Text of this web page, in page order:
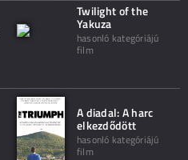
Twilight of the
Yakuza
hasonló kategóriájú
film
A diadal: A harc
elkezdődött
hasonló kategóriájú
film